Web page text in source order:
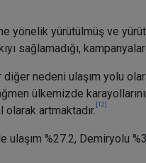
yönelik yürütülmüş ve
sağlamadığı,
diğer nedeni ulaşım
ülkemizde
artmaktadır. [12]
%27.2, Demiryolu